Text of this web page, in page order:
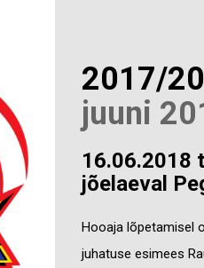
2017/
juuni
16.06.2018
jõelaeval
Hooaja lõpetamisel
juhatuse esimees